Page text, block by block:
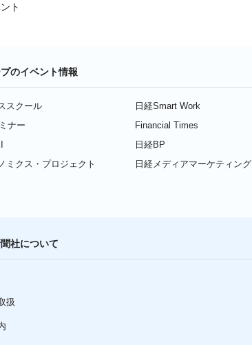
ト
のイベント情報
スクール
ナー
ミクス・プロジェクト
日経Smart Work
Financial Times
日経BP
日経メディアマーケティング
社について
扱